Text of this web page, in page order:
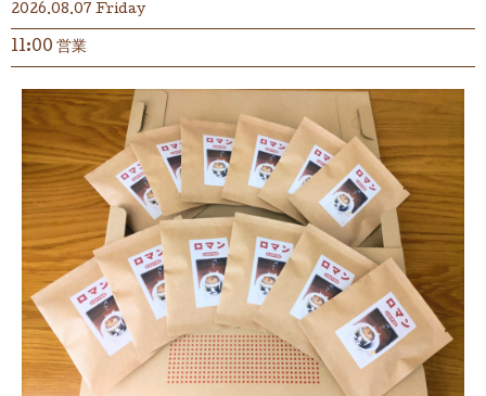
2026.08.07 Friday
11:00 営業